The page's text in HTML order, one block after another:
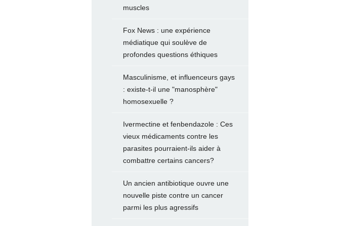
muscles
Fox News : une expérience
médiatique qui soulève de
profondes questions éthiques
Masculinisme, et influenceurs gays
: existe-t-il une "manosphère"
homosexuelle ?
Ivermectine et fenbendazole : Ces
vieux médicaments contre les
parasites pourraient-ils aider à
combattre certains cancers?
Un ancien antibiotique ouvre une
nouvelle piste contre un cancer
parmi les plus agressifs